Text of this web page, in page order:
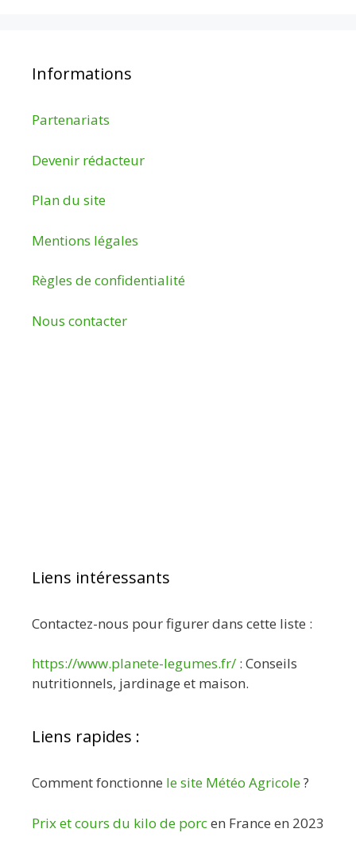
Informations
Partenariats
Devenir rédacteur
Plan du site
Mentions légales
Règles de confidentialité
Nous contacter
Liens intéressants
Contactez-nous pour figurer dans cette liste :
https://www.planete-legumes.fr/ : Conseils
nutritionnels, jardinage et maison.
Liens rapides :
Comment fonctionne le site Météo Agricole?
Prix et cours du kilo de porcen France en 2023